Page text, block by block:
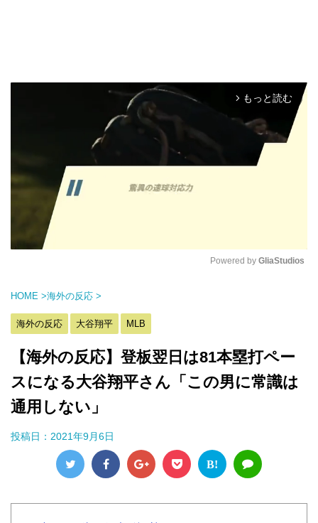
arrow_forward_ios もっと読む
Powered by GliaStudios
HOME >海外の反応 >
海外の反応 大谷翔平 MLB
【海外の反応】登板翌日は81本塁打ペー
スになる大谷翔平さん「この男に常識は
通用しない」
投稿日： 2021年9月6日
B!